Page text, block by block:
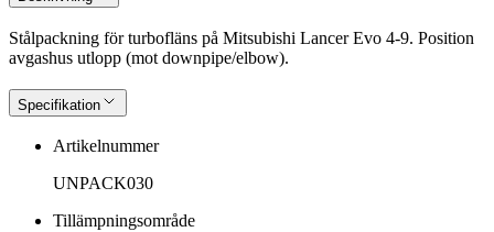
Stålpackning för turbofläns på Mitsubishi Lancer Evo 4-9. Position
avgashus utlopp (mot downpipe/elbow).
Specifikation
Artikelnummer
UNPACK030
Tillämpningsområde